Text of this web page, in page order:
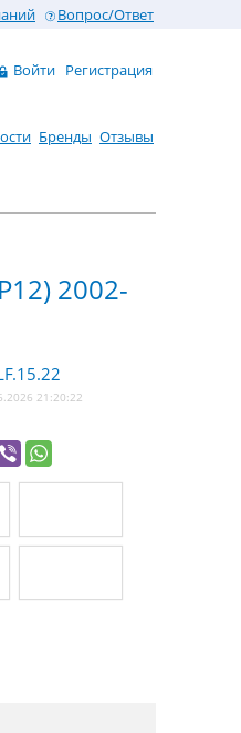
Вопрос/Ответ
Войти Регистрация
Бренды Отзывы
2002-
21:20:22